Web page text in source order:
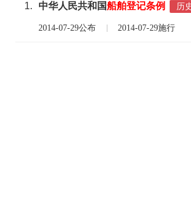
1. 中华人民共和国船舶登记条例 历
2014-07-29公布 2014-07-29施行